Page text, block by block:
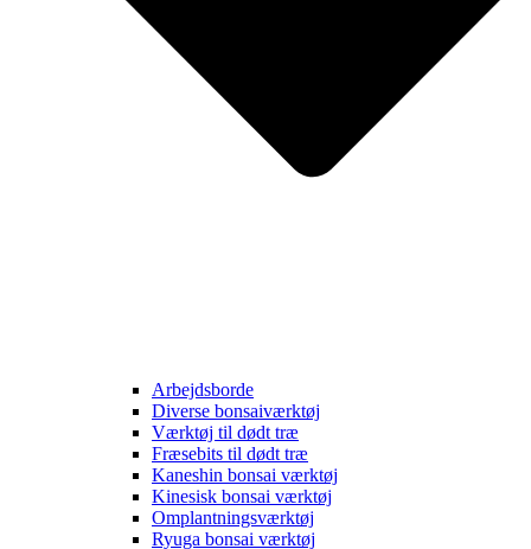
Arbejdsborde
Diverse bonsaiværktøj
Værktøj til dødt træ
Fræsebits til dødt træ
Kaneshin bonsai værktøj
Kinesisk bonsai værktøj
Omplantningsværktøj
Ryuga bonsai værktøj